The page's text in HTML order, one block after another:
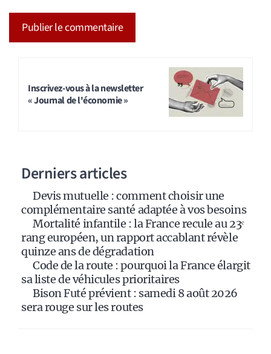
Inscrivez-vous à la newsletter
« Journal de l'économie »
Derniers articles
Devis mutuelle : comment choisir une
complémentaire santé adaptée à vos besoins
Mortalité infantile : la France recule au 23ᵉ
rang européen, un rapport accablant révèle
quinze ans de dégradation
Code de la route : pourquoi la France élargit
sa liste de véhicules prioritaires
Bison Futé prévient : samedi 8 août 2026
sera rouge sur les routes